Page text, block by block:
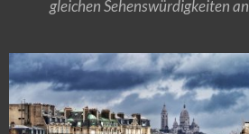
gleichen Sehenswürdigkeiten